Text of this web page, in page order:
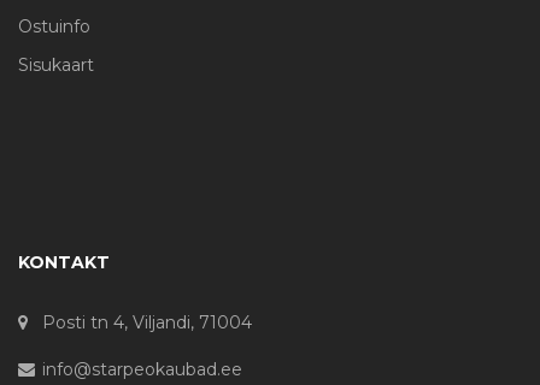
Ostuinfo
Sisukaart
KONTAKT
Posti tn 4, Viljandi, 71004
info@starpeokaubad.ee